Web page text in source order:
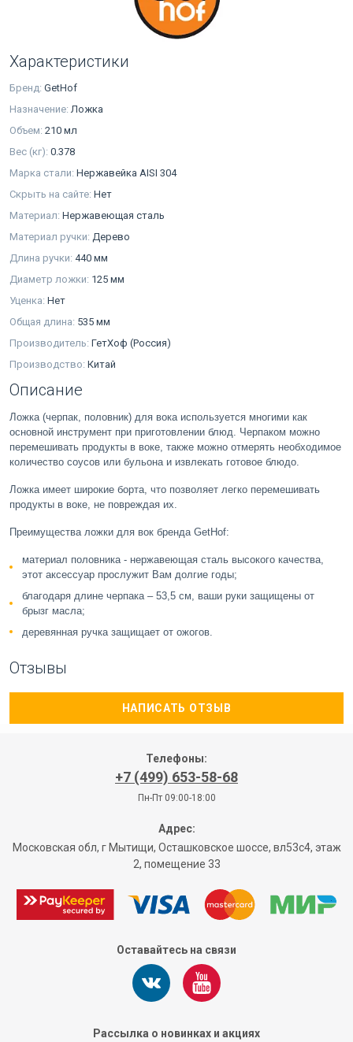
Характеристики
Бренд: GetHof
Назначение: Ложка
Объем: 210 мл
Вес (кг): 0.378
Марка стали: Нержавейка AISI 304
Скрыть на сайте: Нет
Материал: Нержавеющая сталь
Материал ручки: Дерево
Длина ручки: 440 мм
Диаметр ложки: 125 мм
Уценка: Нет
Общая длина: 535 мм
Производитель: ГетХоф (Россия)
Производство: Китай
Описание
Ложка (черпак, половник) для вока используется многими как
основной инструмент при приготовлении блюд. Черпаком можно
перемешивать продукты в воке, также можно отмерять необходимое
количество соусов или бульона и извлекать готовое блюдо.
Ложка имеет широкие борта, что позволяет легко перемешивать
продукты в воке, не повреждая их.
Преимущества ложки для вок бренда GetHof:
материал половника - нержавеющая сталь высокого качества,
этот аксессуар прослужит Вам долгие годы;
благодаря длине черпака – 53,5 см, ваши руки защищены от
брызг масла;
деревянная ручка защищает от ожогов.
Отзывы
НАПИСАТЬ ОТЗЫВ
Телефоны:
+7 (499) 653-58-68
Пн-Пт 09:00-18:00
Адрес:
Московская обл, г Мытищи, Осташковское шоссе, вл53с4, этаж
2, помещение 33
Оставайтесь на связи
Рассылка о новинках и акциях